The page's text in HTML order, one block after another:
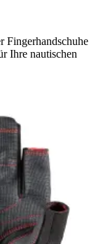
Fingerhandschuhe
Ihre nautischen